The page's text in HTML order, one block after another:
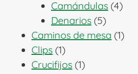
Camándulas 44
Denarios 55
Caminos de mesa 11
Clips 11
producto
Crucifijos 11